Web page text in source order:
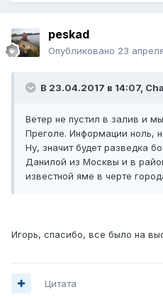
peskad
Опубликовано 23
В 23.04.2017 в 14:07,
Ветер не пустил в залив и
Преголе. Информации ноль,
Ну, значит будет разведка
Данилой из Москвы и в
известной яме в черте
Игорь, спасибо, все было на
Цитата